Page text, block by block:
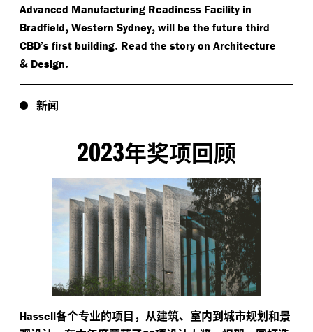
Advanced Manufacturing Readiness Facility in
Bradfield, Western Sydney, will be the future third
CBD’s first building. Read the story on Architecture
& Design.
新闻
2023年奖项回顾
Hassell各个专业的项目，从建筑、室内到城市规划和景